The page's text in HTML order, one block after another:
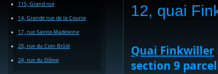
115, Grand rue
14, Grande rue de la Course
17, rue Sainte-Madeleine
20, rue du Coin Brûlé
24, rue du Dôme
12, quai
Quai Finkwiller
section 9